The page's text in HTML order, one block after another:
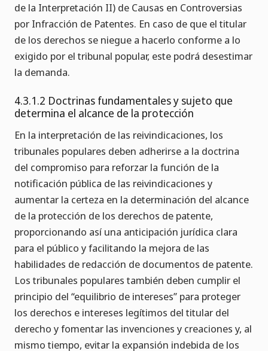
de la Interpretación II) de Causas en Controversias
por Infracción de Patentes. En caso de que el titular
de los derechos se niegue a hacerlo conforme a lo
exigido por el tribunal popular, este podrá desestimar
la demanda.
4.3.1.2 Doctrinas fundamentales y sujeto que
determina el alcance de la protección
En la interpretación de las reivindicaciones, los
tribunales populares deben adherirse a la doctrina
del compromiso para reforzar la función de la
notificación pública de las reivindicaciones y
aumentar la certeza en la determinación del alcance
de la protección de los derechos de patente,
proporcionando así una anticipación jurídica clara
para el público y facilitando la mejora de las
habilidades de redacción de documentos de patente.
Los tribunales populares también deben cumplir el
principio del “equilibrio de intereses” para proteger
los derechos e intereses legítimos del titular del
derecho y fomentar las invenciones y creaciones y, al
mismo tiempo, evitar la expansión indebida de los